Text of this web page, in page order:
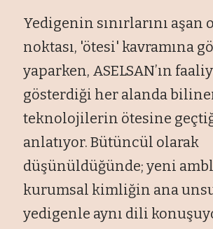
Yedigenin sınırlarını aşan
noktası, 'ötesi' kavramına
yaparken, ASELSAN’ın
gösterdiği her alanda
teknolojilerin ötesine
anlatıyor. Bütüncül olarak
düşünüldüğünde; yeni
kurumsal kimliğin ana
yedigenle aynı dili